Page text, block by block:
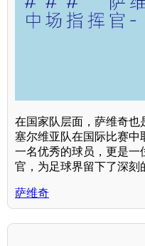
在国家队层面，萨维奇也
塞尔维亚队在国际比赛中
一名优秀的球员，更是一
官，为足球界留下了深刻
萨维奇